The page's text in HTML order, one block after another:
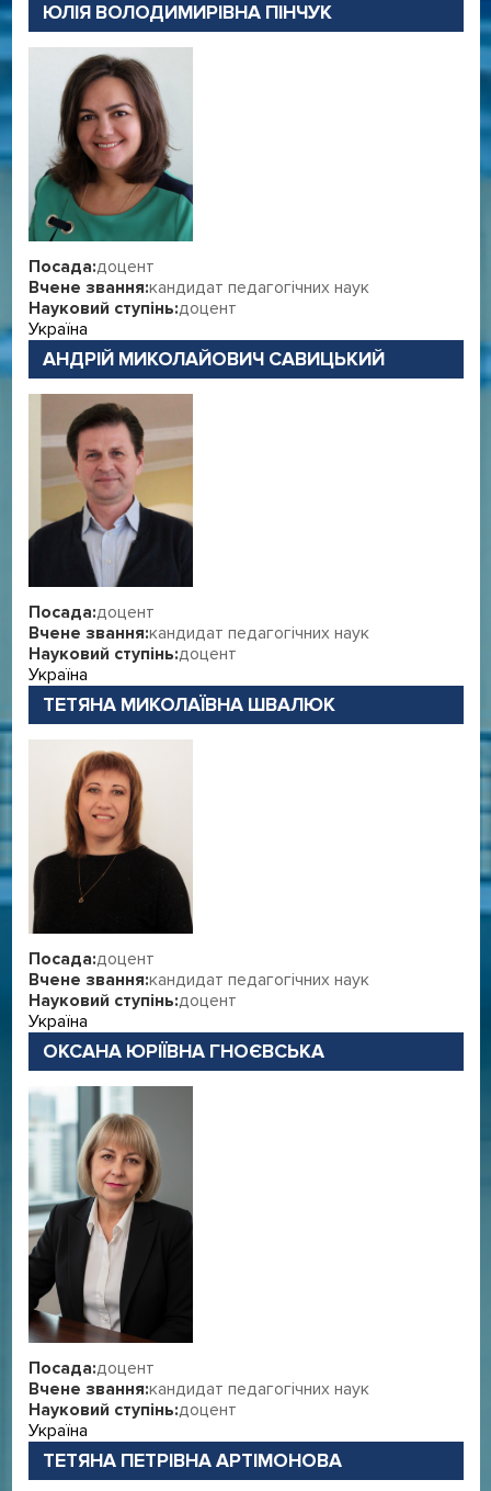
ЮЛІЯ ВОЛОДИМИРІВНА ПІНЧУК
Посада:доцент
Вчене звання:кандидат педагогічних наук
Науковий ступінь:доцент
Україна
АНДРІЙ МИКОЛАЙОВИЧ САВИЦЬКИЙ
Посада:доцент
Вчене звання:кандидат педагогічних наук
Науковий ступінь:доцент
Україна
ТЕТЯНА МИКОЛАЇВНА ШВАЛЮК
Посада:доцент
Вчене звання:кандидат педагогічних наук
Науковий ступінь:доцент
Україна
ОКСАНА ЮРІЇВНА ГНОЄВСЬКА
Посада:доцент
Вчене звання:кандидат педагогічних наук
Науковий ступінь:доцент
Україна
ТЕТЯНА ПЕТРІВНА АРТІМОНОВА